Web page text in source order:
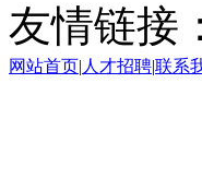
友情链接
网站首页| 人才招聘|联系